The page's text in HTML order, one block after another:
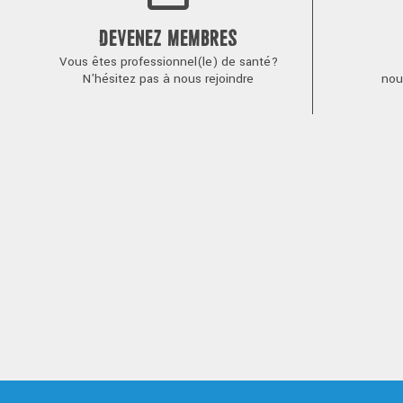
DEVENEZ MEMBRES
Vous êtes professionnel(le) de santé?
N'hésitez pas à nous rejoindre